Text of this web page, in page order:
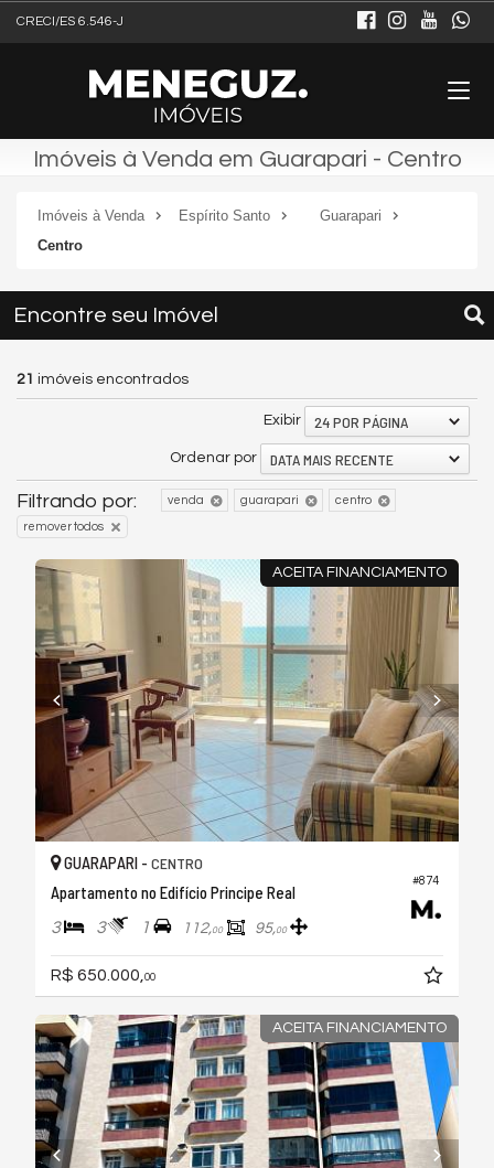
CRECI/ES 6.546-J
Imóveis à Venda em Guarapari - Centro
Imóveis à Venda Espírito Santo
Guarapari
Centro
Encontre seu Imóvel
21 imóveis encontrados
Exibir 24 POR PÁGINA
Ordenar por DATA MAIS RECENTE
Filtrando por: venda guarapari centro
remover todos
ACEITA FINANCIAMENTO
#874
GUARAPARI - CENTRO
Apartamento no Edifício Principe Real
3 3 1 112,00 95,00
R$ 650.000, 00
ACEITA FINANCIAMENTO